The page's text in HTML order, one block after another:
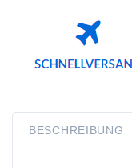
BESCHREIBUNG